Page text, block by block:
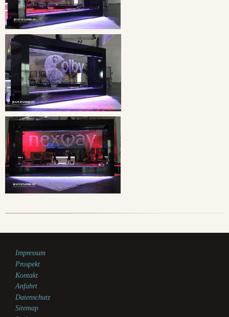
Impressum
Prospekt
Kontakt
Anfahrt
Datenschutz
Sitemap